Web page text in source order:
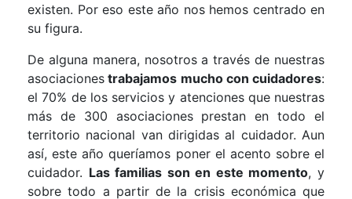
existen. Por eso este año nos hemos centrado en
su figura.
De alguna manera, nosotros a través de nuestras
asociaciones trabajamos mucho con cuidadores:
el 70% de los servicios y atenciones que nuestras
más de 300 asociaciones prestan en todo el
territorio nacional van dirigidas al cuidador. Aun
así, este año queríamos poner el acento sobre el
cuidador. Las familias son en este momento, y
sobre todo a partir de la crisis económica que